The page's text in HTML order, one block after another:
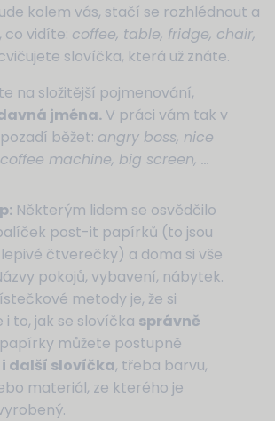
kolem vás, stačí se rozhlédnout a
co vidíte: coffee, table, fridge, chair,
slovíčka, která už znáte.
na složitější pojmenování,
jména. V práci vám tak v
běžet: angry boss, nice
machine, big screen, …
Některým lidem se osvědčilo
post-it papírků (to jsou
čtverečky) a doma si vše
pokojů, vybavení, nábytek.
metody je, že si
to, jak se slovíčka správně
můžete postupně
další slovíčka, třeba barvu,
materiál, ze kterého je